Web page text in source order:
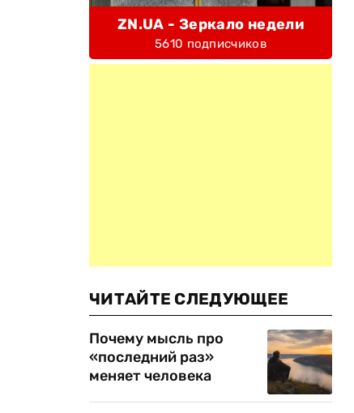
ZN.UA - Зеркало недели
5610 подписчиков
ЧИТАЙТЕ СЛЕДУЮЩЕЕ
Почему мысль про
«последний раз»
меняет человека